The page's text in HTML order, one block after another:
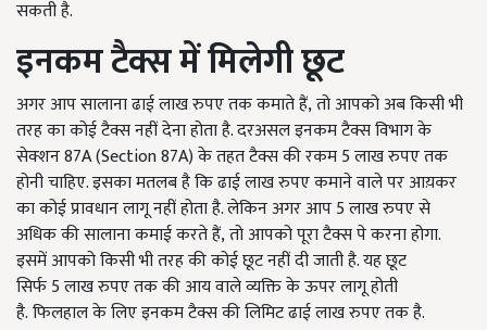
सकती है.
इनकम टैक्स में मिलेगी छूट
अगर आप सालाना ढाई लाख रुपए तक कमाते हैं, तो आपको अब किसी भी
तरह का कोई टैक्स नहीं देना होता है. दरअसल इनकम टैक्स विभाग के
सेक्शन 87A (Section 87A) के तहत टैक्स की रकम 5लाख रुपए तक
होनी चाहिए. इसका मतलब है कि ढाई लाख रुपए कमाने वाले पर आय़कर
का कोई प्रावधान लागू नहीं होता है. लेकिन अगर आप5लाख रुपए से
अधिक की सालाना कमाई करते हैं, तो आपको पूरा टैक्स पे करना होगा.
इसमें आपको किसी भी तरह की कोई छूट नहीं दी जाती है. यह छूट
सिर्फ 5लाख रुपए तक की आय वाले व्यक्ति के ऊपर लागू होती
है.फिलहाल के लिए इनकम टैक्स की लिमिट ढाई लाख रुपए तक है.